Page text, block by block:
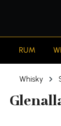
RUM
Whisky